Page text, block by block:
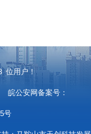
位用户！
皖公安网备案号：
号